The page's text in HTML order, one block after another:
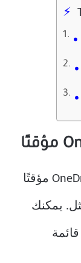
إذا كنت ترغب في تعطيل مزامنة OneDrive مؤقتًا
يمكنك